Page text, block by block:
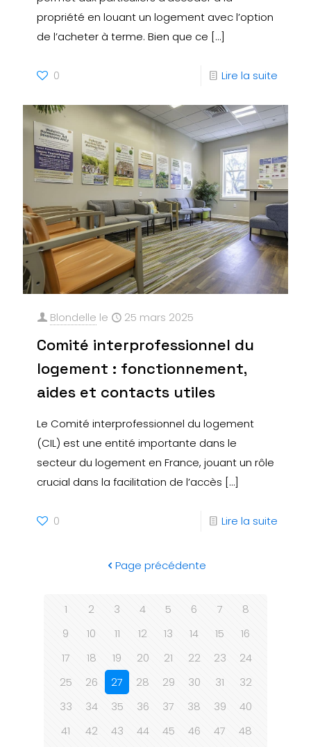
propriété en louant un logement avec l’option
de l’acheter à terme. Bien que ce […]
0 Lire la suite
Blondelle le 25 mars 2025
Comité interprofessionnel du
logement : fonctionnement,
aides et contacts utiles
Le Comité interprofessionnel du logement
(CIL) est une entité importante dans le
secteur du logement en France, jouant un rôle
crucial dans la facilitation de l’accès […]
0 Lire la suite
Page précédente
1 2 3 4 5 6 7
8
9
10 11 12 13 14 15
16
17
18 19 20 21 22 23
24
25
26 27 28 29 30 31
32
33
34 35 36 37 38 39
40
41
42 43 44 45 46 47
48